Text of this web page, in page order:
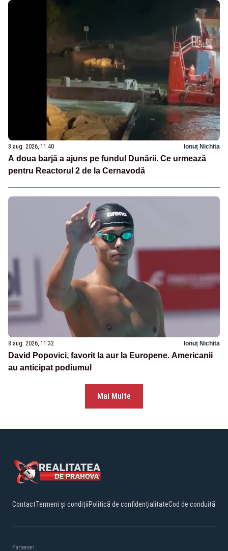
8 aug. 2026, 11:40 Ionuț Nichita
A doua barjă a ajuns pe fundul Dunării. Ce urmează
pentru Reactorul 2 de la Cernavodă
8 aug. 2026, 11:32 Ionuț Nichita
David Popovici, favorit la aur la Europene. Americanii
au anticipat podiumul
Mai Multe
ContactTermeni și condițiiPolitică de confidențialitateCod de conduită
Parteneri: